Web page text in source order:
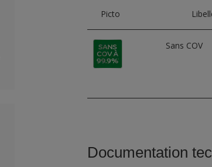
Picto
Sans COV
Documentation